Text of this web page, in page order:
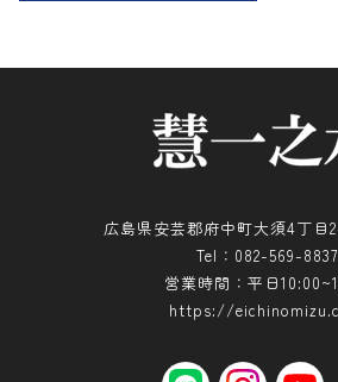
広島県安芸郡府中町大須4丁目
Tel：082-569-8837
営業時間：平日
https://